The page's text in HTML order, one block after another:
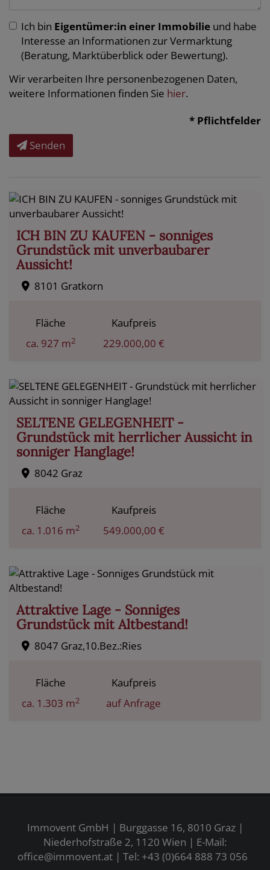
Ich bin Eigentümer:in einer Immobilie und habe
Interesse an Informationen zur Vermarktung
(Beratung, Marktüberblick oder Bewertung).
Wir verarbeiten Ihre personenbezogenen Daten,
weitere Informationen finden Sie hier.
Senden
* Pflichtfelder
ICH BIN ZU KAUFEN - sonniges
Grundstück mit unverbaubarer
Aussicht!
8101 Gratkorn
Fläche
ca. 927 m2
Kaufpreis
229.000,00 €
SELTENE GELEGENHEIT -
Grundstück mit herrlicher Aussicht in
sonniger Hanglage!
8042 Graz
Fläche
ca. 1.016 m2
Kaufpreis
549.000,00 €
Attraktive Lage - Sonniges
Grundstück mit Altbestand!
8047 Graz,10.Bez.:Ries
Fläche
ca. 1.303 m2
Kaufpreis
auf Anfrage
Immovent GmbH | Burggasse 16, 8010 Graz |
Niederhofstraße 2, 1120 Wien | E-Mail:
office@immovent.at | Tel: +43 (0)664 888 73 056